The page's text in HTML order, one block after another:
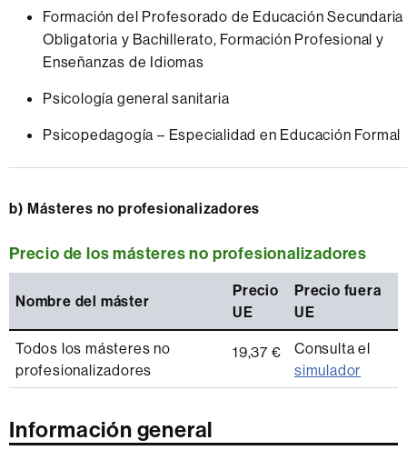
Formación del Profesorado de Educación Secundaria
Obligatoria y Bachillerato, Formación Profesional y
Enseñanzas de Idiomas
Psicología general sanitaria
Psicopedagogía – Especialidad en Educación Formal
b) Másteres no profesionalizadores
Precio de los másteres no profesionalizadores
Nombre del máster
Precio
UE
Precio fuera
UE
Todos los másteres no
profesionalizadores
19,37 €
Consulta el
simulador
Información general